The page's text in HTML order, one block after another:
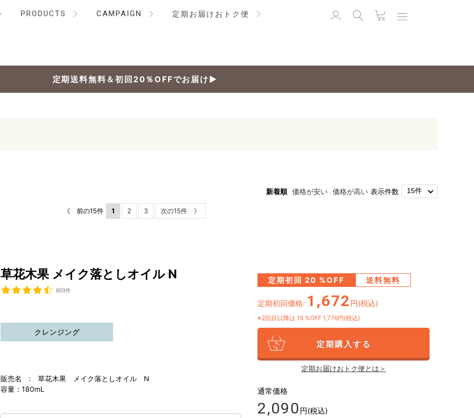
PRODUCTS CAMPAIGN 定期お届けおトク便
定期送料無料＆初回20％OFFでお届け▶
新着順 価格が安い 価格が高い 表示件数
《 前の15件 1 2 3 次の15件 》
草花木果 メイク落としオイル N
803件
販売名 : 草花木果 メイク落としオイル N
容量：180mL
クレンジング
定期初回 20 %OFF 送料無料
定期初回価格: 1,672 円(税込)
※2回目以降は 15 %OFF 1,776円(税込)
定期購入する
定期お届けおトク便とは＞
通常価格
2,090 円(税込)